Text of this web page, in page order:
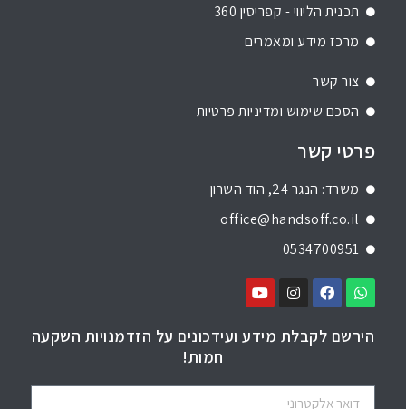
תכנית הליווי - קפריסין 360
מרכז מידע ומאמרים
צור קשר
הסכם שימוש ומדיניות פרטיות
פרטי קשר
משרד: הנגר 24, הוד השרון
office@handsoff.co.il
0534700951
הירשם לקבלת מידע ועידכונים על הזדמנויות השקעה
חמות!